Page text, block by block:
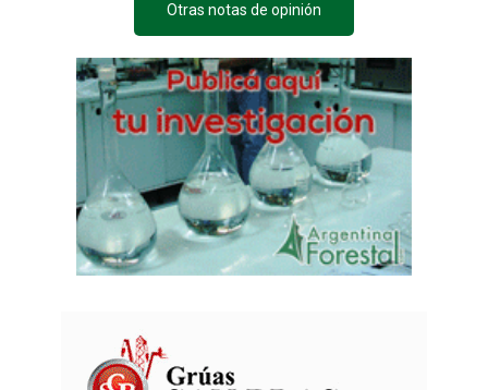
Otras notas de opinión